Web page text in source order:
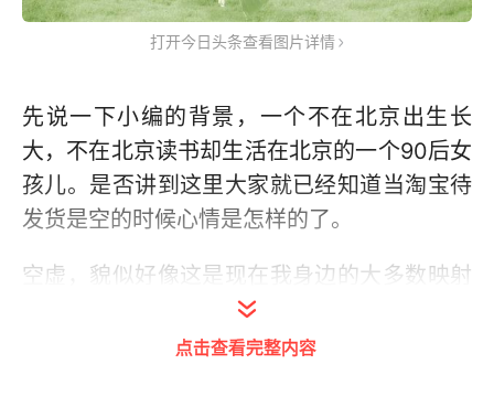
打开今日头条查看图片详情
先说一下小编的背景，一个不在北京出生长
大，不在北京读书却生活在北京的一个90后女
孩儿。是否讲到这里大家就已经知道当淘宝待
发货是空的时候心情是怎样的了。
空虚，貌似好像这是现在我身边的大多数映射
到社会可能也是大多数的一种心境。物质不富
有却也并不是极度匮乏，精神比起早些年读不
点击查看完整内容